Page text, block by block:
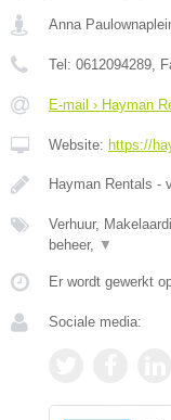
Anna
Tel: 0612094289,
E-mail › Hayman
Website: https://
Hayman Rentals -
Verhuur,
beheer, ▼
Er wordt gewerkt
Sociale media: